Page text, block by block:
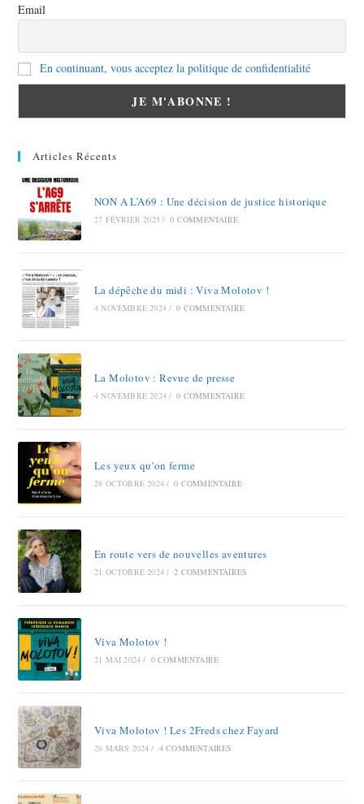
Email
En continuant, vous acceptez la politique de confidentialité
Articles Récents
NON A L’A69 : Une décision de justice historique
27 FÉVRIER 2025 / 0 COMMENTAIRE
La dépêche du midi : Viva Molotov !
4 NOVEMBRE 2024 / 0 COMMENTAIRE
La Molotov : Revue de presse
4 NOVEMBRE 2024 / 0 COMMENTAIRE
Les yeux qu’on ferme
28 OCTOBRE 2024 / 0 COMMENTAIRE
En route vers de nouvelles aventures
21 OCTOBRE 2024 / 2 COMMENTAIRES
Viva Molotov !
21 MAI 2024 / 0 COMMENTAIRE
Viva Molotov ! Les 2Freds chez Fayard
26 MARS 2024 / 4 COMMENTAIRES